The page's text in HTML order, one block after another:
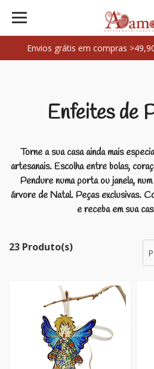
Envios grátis em compras
Enfeites de
Torne a sua casa ainda mais
artesanais. Escolha entre bolas,
Pendure numa porta ou janela,
árvore de Natal. Peças exclusivas.
e receba em sua
23 Produto(s)